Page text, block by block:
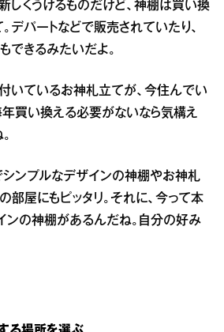
くうけるものだけど、神棚は買い換
デパートなどで販売されていたり、
できるみたいだよ。
いているお神札立てが、今住んでい
年買い換える必要がないなら気構え
ンプルなデザインの神棚やお神札
部屋にもピッタリ。それに、今って本
ンの神棚があるんだね。自分の好み